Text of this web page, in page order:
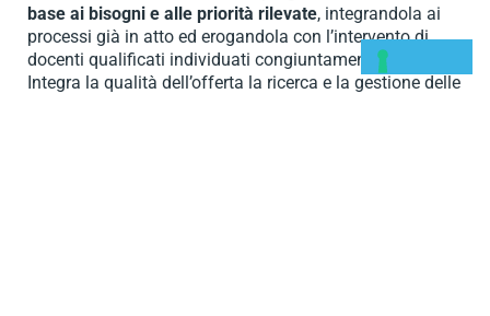
base ai bisogni e alle priorità rilevate, integrandola ai
processi già in atto ed erogandola con l’intervento di
docenti qualificati individuati congiuntamente al cliente.
Integra la qualità dell’offerta la ricerca e la gestione delle